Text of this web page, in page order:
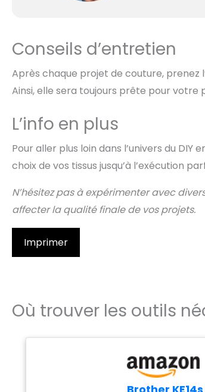
Conseils d’entretien
Après chaque projet de couture, prenez
Ainsi, elle sera toujours prête pour votre
L’info en plus
Pour aller plus loin dans l’univers du
choix de vos tissus jusqu’à l’exécution
N’hésitez pas à expérimenter avec
affecter la qualité finale de vos projets.
Imprimer
Où trouver les outils
Brother